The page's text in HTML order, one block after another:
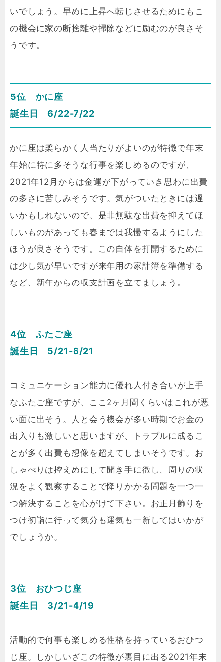
いでしょう。早めに上昇へ転じさせるためにもこ
の機会に家の断捨離や掃除などに励むのが良さそ
うです。
5位 かに座
誕生日 6/22-7/22
かに座は柔らかく人当たりがよいのが特徴で年末
年始に特に多そうな行事を楽しめるのですが、
2021年12月からは金運が下がっていき思わに出費
の多さに苦しみそうです。気がついたときには遅
いかもしれないので、是非無駄な出費を抑えてほ
しいものがあっても春までは我慢するようにした
ほうが良さそうです。この自体を打開するために
は少し気が早いですが来年用の家計簿を準備する
など、新年からの収支計画を立てましょう。
4位 ふたご座
誕生日 5/21-6/21
コミュニケーション能力に優れ人付き合いが上手
なふたご座ですが、ここ2ヶ月間くらいはこれが悪
い面に出そう。人と会う機会が多い時期でお金の
出入りも激しいと思いますが、トラブルに成るこ
とが多く出費も想像を超えてしまいそうです。お
しゃべりは控えめにして聞き手に徹し、周りの状
況をよく観察することで降りかかる問題を一つ一
つ解決することを心がけて下さい。お正月飾りを
つけ初詣に行って気分も運気も一新してはいかが
でしょうか。
3位 おひつじ座
誕生日 3/21-4/19
活動的で何事も楽しめる性格を持っているおひつ
じ座。しかしいざこの特徴が裏目に出る2021年末